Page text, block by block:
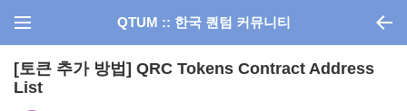
QTUM :: 한국 퀀텀 커뮤니티
[토큰 추가 방법] QRC Tokens Contract Address
List